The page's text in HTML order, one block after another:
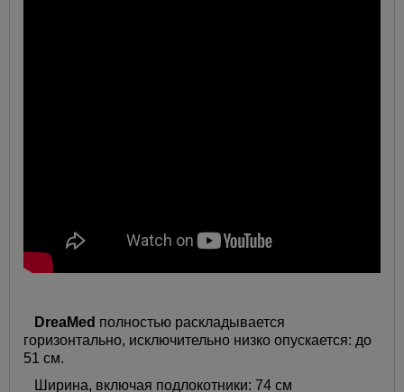
DreaMed полностью раскладывается
горизонтально, исключительно низко опускается: до
51 см.
Ширина, включая подлокотники: 74 см